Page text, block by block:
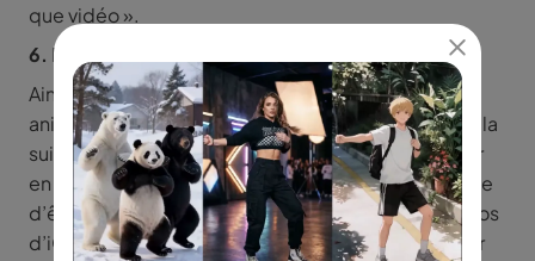
que vidéo ».
6. Retrouver votre vidéo dans l'album « Récents ».
Ainsi, pour avoir une vidéo avec plusieurs photos
animées, vous devez suivre les mêmes étapes. Par la
suite, vous appuyez sur « Partager » et « Enregistrer
en tant que vidéo ». Aplple Live présente l'avantage
d’être directement intégré à l’application de photos
d’iOS. Vous n’avez donc pas besoin de télécharger